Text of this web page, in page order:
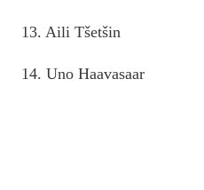
13. Aili Tšetšin
14. Uno Haavasaar